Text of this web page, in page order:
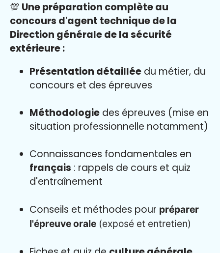
💯 Une préparation complète au
concours d'agent technique de la
Direction générale de la sécurité
extérieure :
Présentation détaillée du métier, du
concours et des épreuves
Méthodologie des épreuves (mise en
situation professionnelle notamment)
Connaissances fondamentales en
français : rappels de cours et quiz
d'entraînement
Conseils et méthodes pour préparer
l'épreuve orale (exposé et entretien)